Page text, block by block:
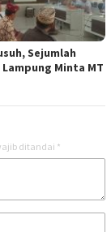
Sejumlah
Minta MT
ditandai *